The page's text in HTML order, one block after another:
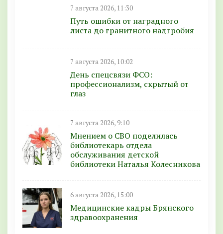
7 августа 2026, 11:30
Путь ошибки от наградного
листа до гранитного надгробия
7 августа 2026, 10:02
День спецсвязи ФСО:
профессионализм, скрытый от
глаз
7 августа 2026, 9:10
Мнением о СВО поделилась
библиотекарь отдела
обслуживания детской
библиотеки Наталья Колесникова
6 августа 2026, 15:00
Медицинские кадры Брянского
здравоохранения